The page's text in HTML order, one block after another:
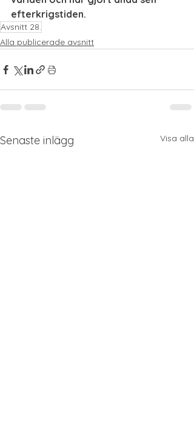
efterkrigstiden.
Avsnitt 28.
Alla publicerade avsnitt
Senaste inlägg Visa alla